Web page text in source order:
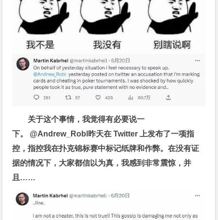
关于这个事情，我觉得有必要说一
下。 @Andrew_Robl昨天在 Twitter 上发布了一项指
控，指控我在扑克锦标赛中标记纸牌和作弊。在没有证
据的情况下，大家都信以为真，我感到非常震惊，并
且……